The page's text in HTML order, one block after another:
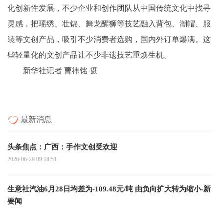
化创新性发展，不少企业和创作团队从中国传统文化中找寻
灵感，把瑶绣、壮锦、舞龙醒狮等技艺融入背包、潮帽、服
装等文创产品，吸引不少消费者选购，国内外订单爆满。这
些轻量化的文创产品让不少非遗技艺重焕生机。
新华社记者 曹祎铭 摄
最新消息
头条焦点：广西：手作文创受欢迎
2026-06-29 09:18:51
生意社汽油6月28日均差为-109.48元/吨 由负向扩大转为缩小-新
要闻